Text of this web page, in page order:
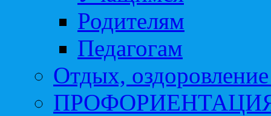
Родителям
Педагогам
Отдых, оздоровление